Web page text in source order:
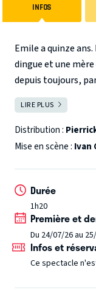
INFOS
Emile a quinze
dingue et une
depuis toujours,
comme ça. Quand
à Venise pour les
problème, ses
caravane…
se passera comme
rendez-vous.
LIRE PLUS
Distribution :
Mise en scène : Ivan
Durée
1h20
Première et
Du 24/07/26 au
Infos et
Ce spectacle